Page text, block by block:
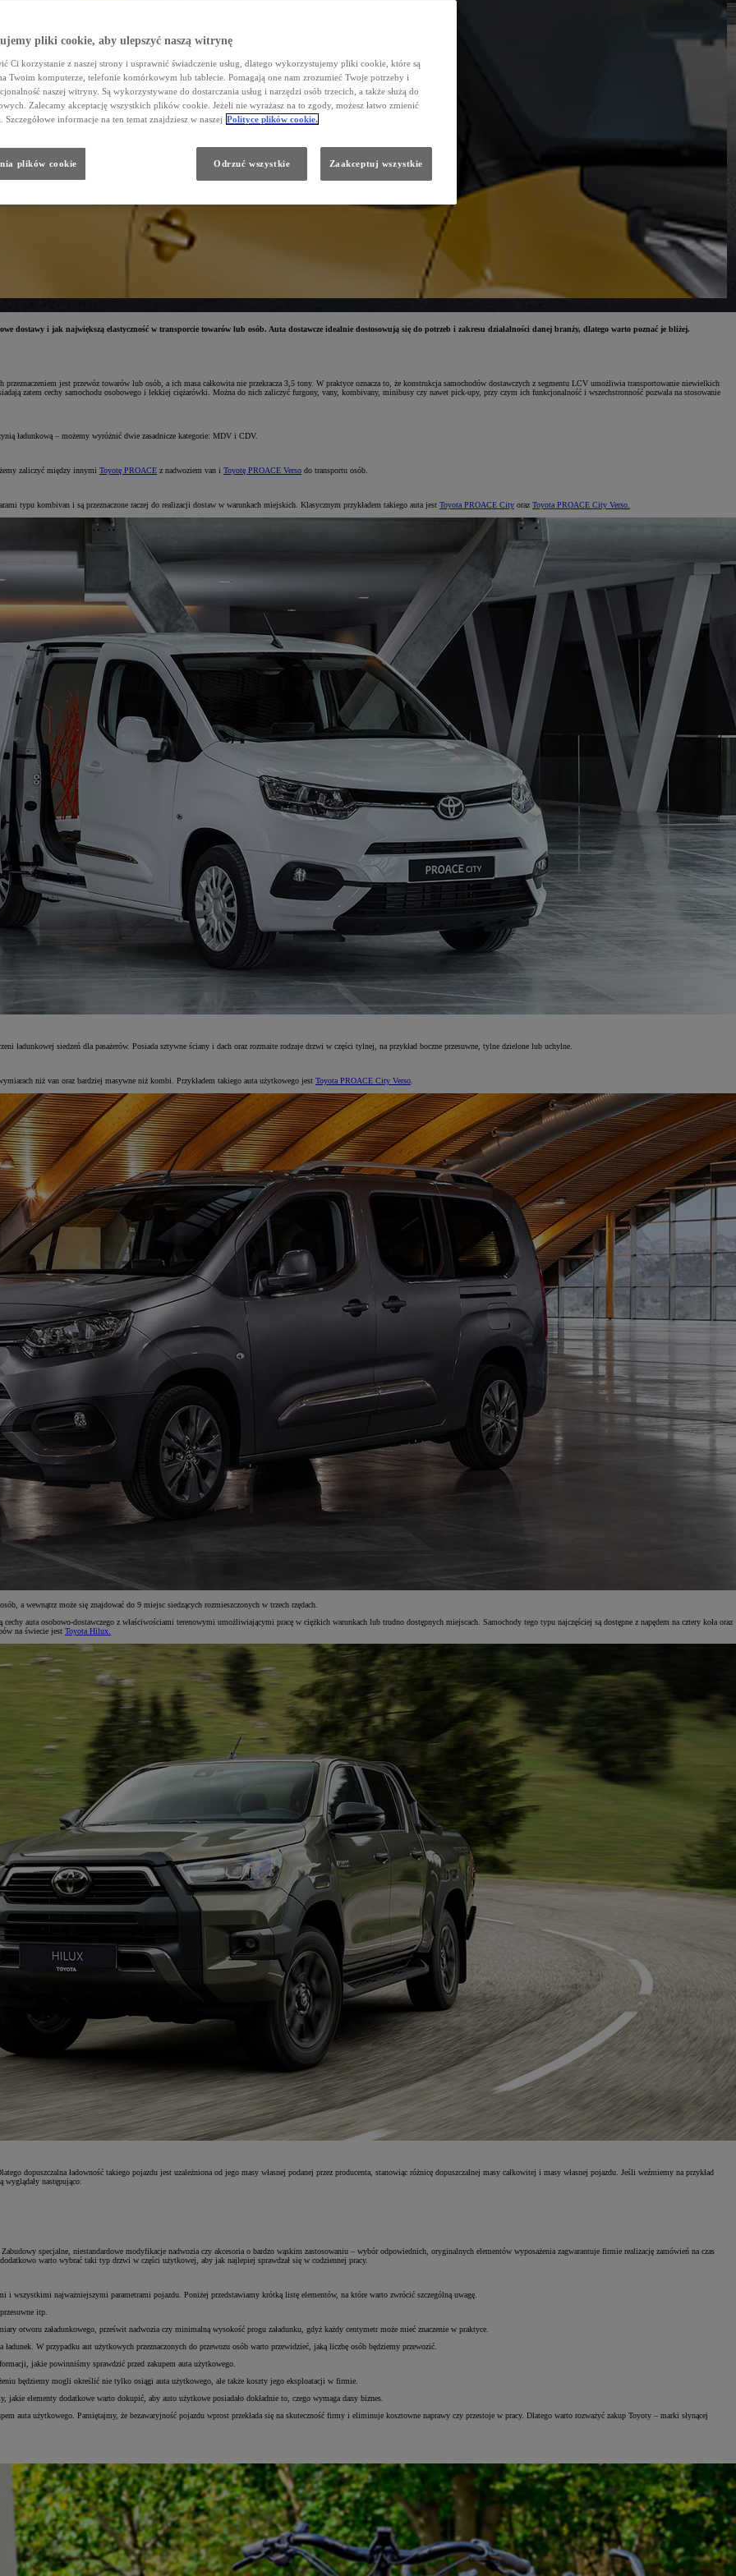
dostawy i jak największą elastyczność w transporcie towarów lub osób. Auta dostawcze idealnie dostosowują się do potrzeb i zakresu działalności danej branży, dlatego warto poznać je bliżej.
jest przewóz towarów lub osób, a ich masa całkowita nie przekracza 3,5 tony. W praktyce oznacza to, że konstrukcja samochodów dostawczych z segmentu LCV umożliwia transportowanie niewielkich
zatem cechy samochodu osobowego i lekkiej ciężarówki. Można do nich zaliczyć furgony, vany, kombivany, minibusy czy nawet pick-upy, przy czym ich funkcjonalność i wszechstronność pozwala na stosowanie
ładunkową – możemy wyróżnić dwie zasadnicze kategorie: MDV i CDV.
zaliczyć między innymi Toyotę PROACE z nadwoziem van i Toyotę PROACE Verso do transportu osób.
typu kombivan i są przeznaczone raczej do realizacji dostaw w warunkach miejskich. Klasycznym przykładem takiego auta jest Toyota PROACE City oraz Toyota PROACE City Verso.
ładunkowej siedzeń dla pasażerów. Posiada sztywne ściany i dach oraz rozmaite rodzaje drzwi w części tylnej, na przykład boczne przesuwne, tylne dzielone lub uchylne.
niż van oraz bardziej masywne niż kombi. Przykładem takiego auta użytkowego jest Toyota PROACE City Verso
a wewnątrz może się znajdować do 9 miejsc siedzących rozmieszczonych w trzech rzędach.
auta osobowo-dostawczego z właściwościami terenowymi umożliwiającymi pracę w ciężkich warunkach lub trudno dostępnych miejscach. Samochody tego typu najczęściej są dostępne z napędem na cztery koła oraz
na świecie jest Toyota Hilux.
dopuszczalna ładowność takiego pojazdu jest uzależniona od jego masy własnej podanej przez producenta, stanowiąc różnicę dopuszczalnej masy całkowitej i masy własnej pojazdu. Jeśli weźmiemy na przykład
następująco:
specjalne, niestandardowe modyfikacje nadwozia czy akcesoria o bardzo wąskim zastosowaniu – wybór odpowiednich, oryginalnych elementów wyposażenia zagwarantuje firmie realizację zamówień na czas
warto wybrać taki typ drzwi w części użytkowej, aby jak najlepiej sprawdzał się w codziennej pracy.
i wszystkimi najważniejszymi parametrami pojazdu. Poniżej przedstawiamy krótką listę elementów, na które warto zwrócić szczególną uwagę.
itp.
otworu załadunkowego, prześwit nadwozia czy minimalną wysokość progu załadunku, gdyż każdy centymetr może mieć znaczenie w praktyce.
W przypadku aut użytkowych przeznaczonych do przewozu osób warto przewidzieć, jaką liczbę osób będziemy przewozić.
jakie powinniśmy sprawdzić przed zakupem auta użytkowego.
będziemy mogli określić nie tylko osiągi auta użytkowego, ale także koszty jego eksploatacji w firmie.
elementy dodatkowe warto dokupić, aby auto użytkowe posiadało dokładnie to, czego wymaga dany biznes.
auta użytkowego. Pamiętajmy, że bezawaryjność pojazdu wprost przekłada się na skuteczność firmy i eliminuje kosztowne naprawy czy przestoje w pracy. Dlatego warto rozważyć zakup Toyoty – marki słynącej
pliki cookie, aby ulepszyć naszą witrynę
Ci korzystanie z naszej strony i usprawnić świadczenie usług, dlatego wykorzystujemy pliki cookie, które są
Twoim komputerze, telefonie komórkowym lub tablecie. Pomagają one nam zrozumieć Twoje potrzeby i
naszej witryny. Są wykorzystywane do dostarczania usług i narzędzi osób trzecich, a także służą do
Zalecamy akceptację wszystkich plików cookie. Jeżeli nie wyrażasz na to zgody, możesz łatwo zmienić
Szczegółowe informacje na ten temat znajdziesz w naszej Polityce plików cookie.
plików cookie Odrzuć wszystkie Zaakceptuj wszystkie